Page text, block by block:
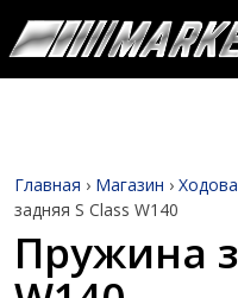
Главная › Магазин ›
задняя S Class W140
Пружина